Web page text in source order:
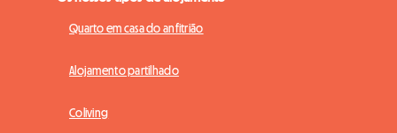
Quarto em casa do anfitrião
Alojamento partilhado
Coliving